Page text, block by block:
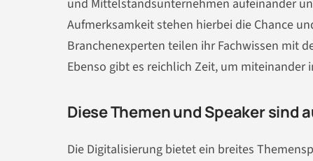
und Mittelstandsunternehmen aufeinander
Aufmerksamkeit stehen hierbei die Chance
Branchenexperten teilen ihr Fachwissen mit
Ebenso gibt es reichlich Zeit, um
Diese Themen und Speaker sind
Die Digitalisierung bietet ein breites